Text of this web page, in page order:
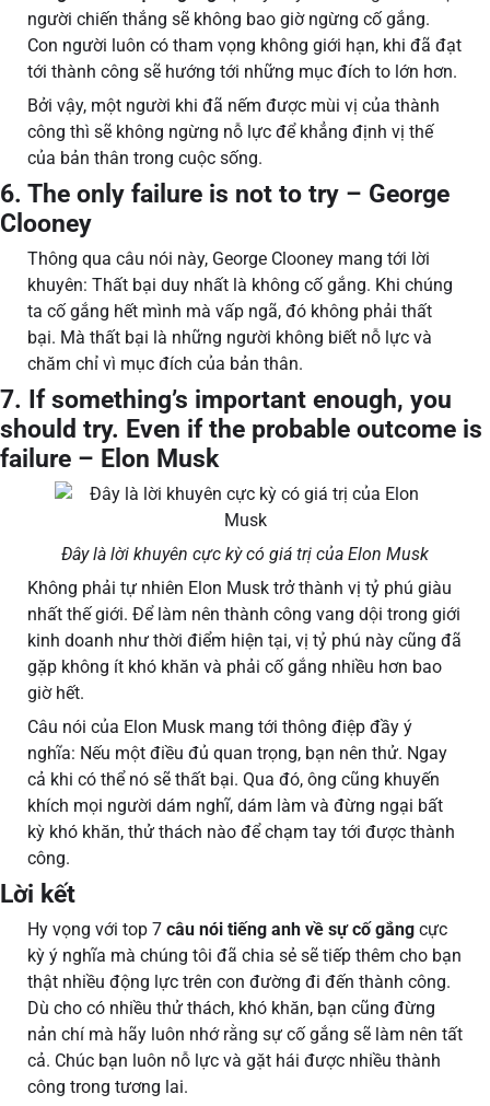
người chiến thắng sẽ không bao giờ ngừng cố gắng.
Con người luôn có tham vọng không giới hạn, khi đã đạt
tới thành công sẽ hướng tới những mục đích to lớn hơn.
Bởi vậy, một người khi đã nếm được mùi vị của thành
công thì sẽ không ngừng nỗ lực để khẳng định vị thế
của bản thân trong cuộc sống.
6. The only failure is not to try – George
Clooney
Thông qua câu nói này, George Clooney mang tới lời
khuyên: Thất bại duy nhất là không cố gắng. Khi chúng
ta cố gắng hết mình mà vấp ngã, đó không phải thất
bại. Mà thất bại là những người không biết nỗ lực và
chăm chỉ vì mục đích của bản thân.
7. If something’s important enough, you
should try. Even if the probable outcome is
failure – Elon Musk
Đây là lời khuyên cực kỳ có giá trị của Elon Musk
Không phải tự nhiên Elon Musk trở thành vị tỷ phú giàu
nhất thế giới. Để làm nên thành công vang dội trong giới
kinh doanh như thời điểm hiện tại, vị tỷ phú này cũng đã
gặp không ít khó khăn và phải cố gắng nhiều hơn bao
giờ hết.
Câu nói của Elon Musk mang tới thông điệp đầy ý
nghĩa: Nếu một điều đủ quan trọng, bạn nên thử. Ngay
cả khi có thể nó sẽ thất bại. Qua đó, ông cũng khuyến
khích mọi người dám nghĩ, dám làm và đừng ngại bất
kỳ khó khăn, thử thách nào để chạm tay tới được thành
công.
Lời kết
Hy vọng với top 7 câu nói tiếng anh về sự cố gắng cực
kỳ ý nghĩa mà chúng tôi đã chia sẻ sẽ tiếp thêm cho bạn
thật nhiều động lực trên con đường đi đến thành công.
Dù cho có nhiều thử thách, khó khăn, bạn cũng đừng
nản chí mà hãy luôn nhớ rằng sự cố gắng sẽ làm nên tất
cả. Chúc bạn luôn nỗ lực và gặt hái được nhiều thành
công trong tương lai.